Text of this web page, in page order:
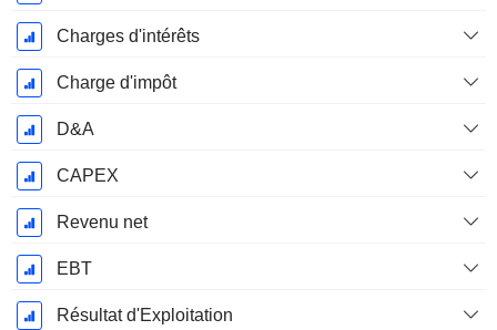
Charges d'intérêts
Charge d'impôt
D&A
CAPEX
Revenu net
EBT
Résultat d'Exploitation